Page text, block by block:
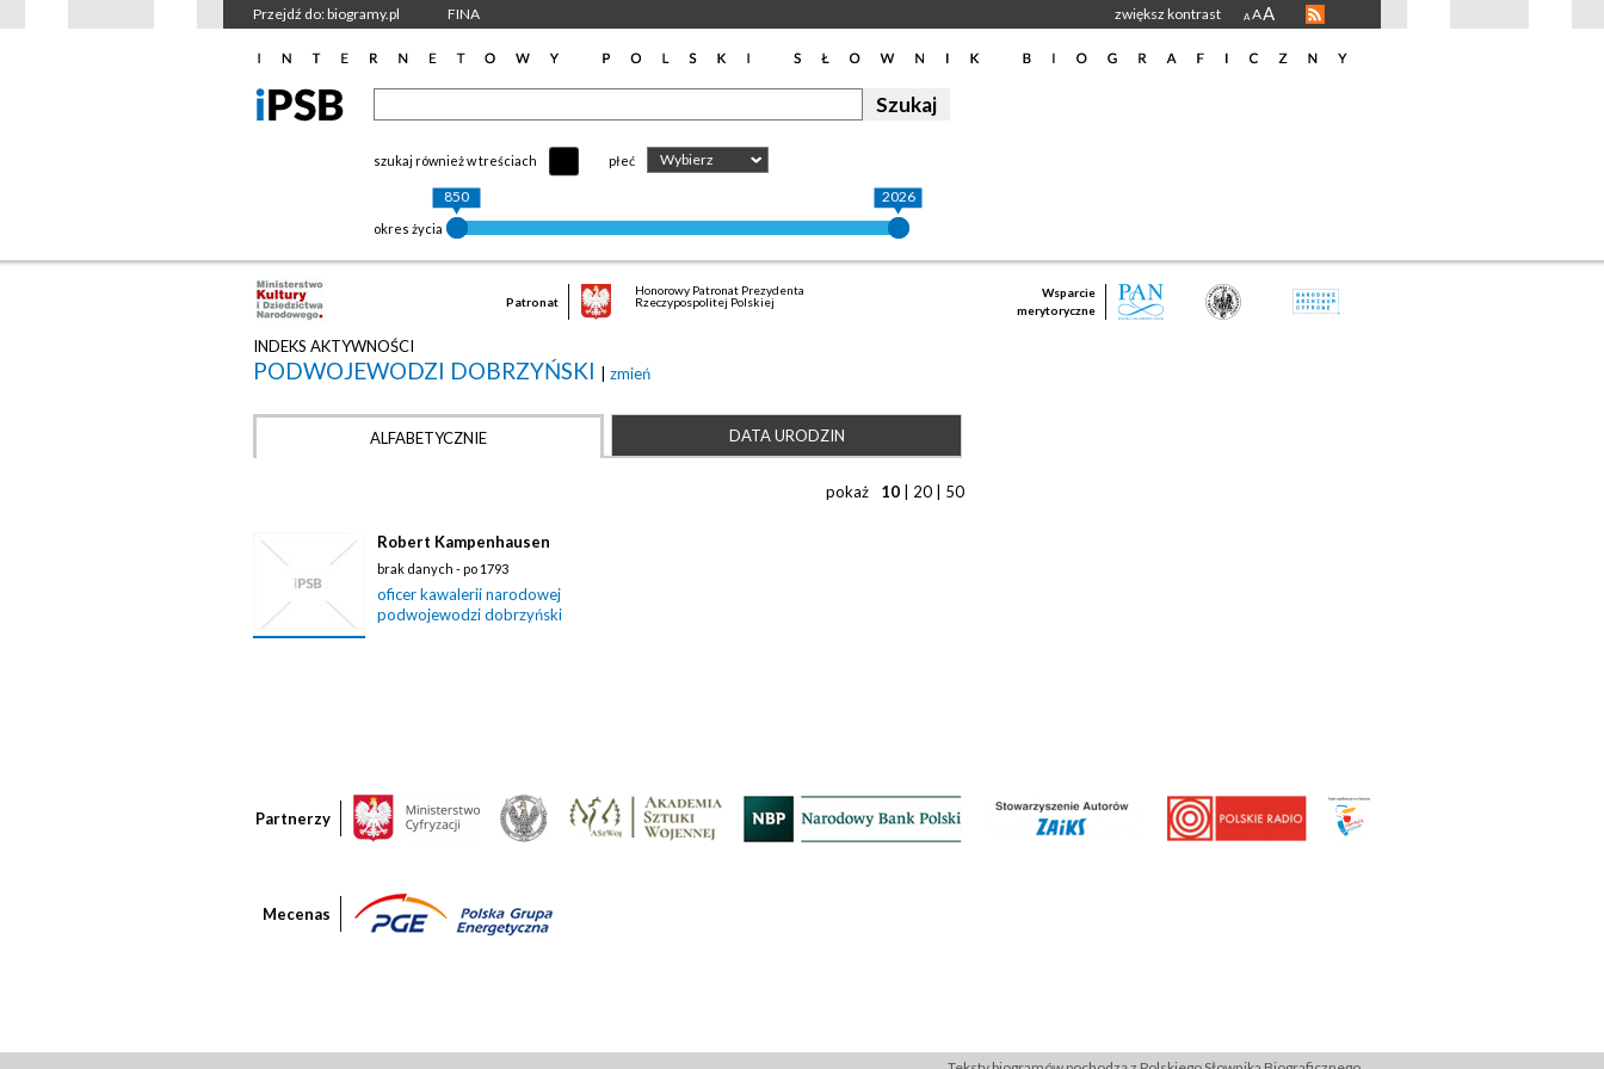
Przejdź do: biogramy.pl FINA zwiększ kontrast A AA
szukaj również w treściach płeć Wybierz
okres życia
850 2026
Patronat
Honorowy Patronat Prezydenta
Rzeczypospolitej Polskiej
Wsparcie
merytoryczne
INDEKS AKTYWNOŚCI
PODWOJEWODZI DOBRZYŃSKI zmień
ALFABETYCZNIE DATA URODZIN
pokaż 10 20 50
Robert Kampenhausen
brak danych - po 1793
oficer kawalerii narodowej
podwojewodzi dobrzyński
Partnerzy
Mecenas